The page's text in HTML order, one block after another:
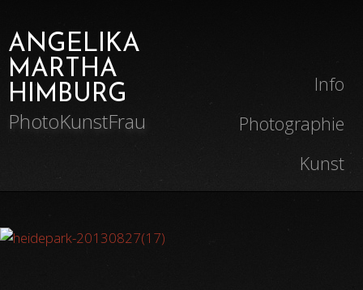
ANGELIKA
MARTHA
HIMBURG
PhotoKunstFrau
Info
Photographie
Kunst